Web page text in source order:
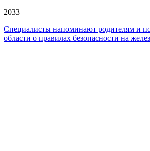
2033
Специалисты напоминают родителям и
области о правилах безопасности на